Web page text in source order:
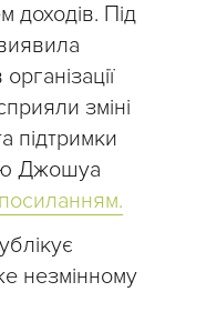
доходів. Під
зміні
підтримки
Джошуа
незмінному